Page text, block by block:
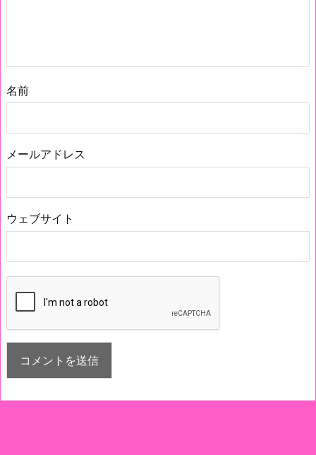
名前
メールアドレス
ウェブサイト